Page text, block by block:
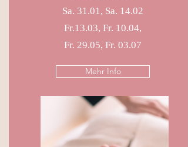
Sa. 31.01, Sa. 14.02
Fr.13.03, Fr. 10.04,
Fr. 29.05, Fr. 03.07
Mehr Info